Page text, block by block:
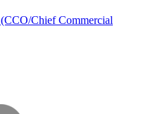
Chief Commercial